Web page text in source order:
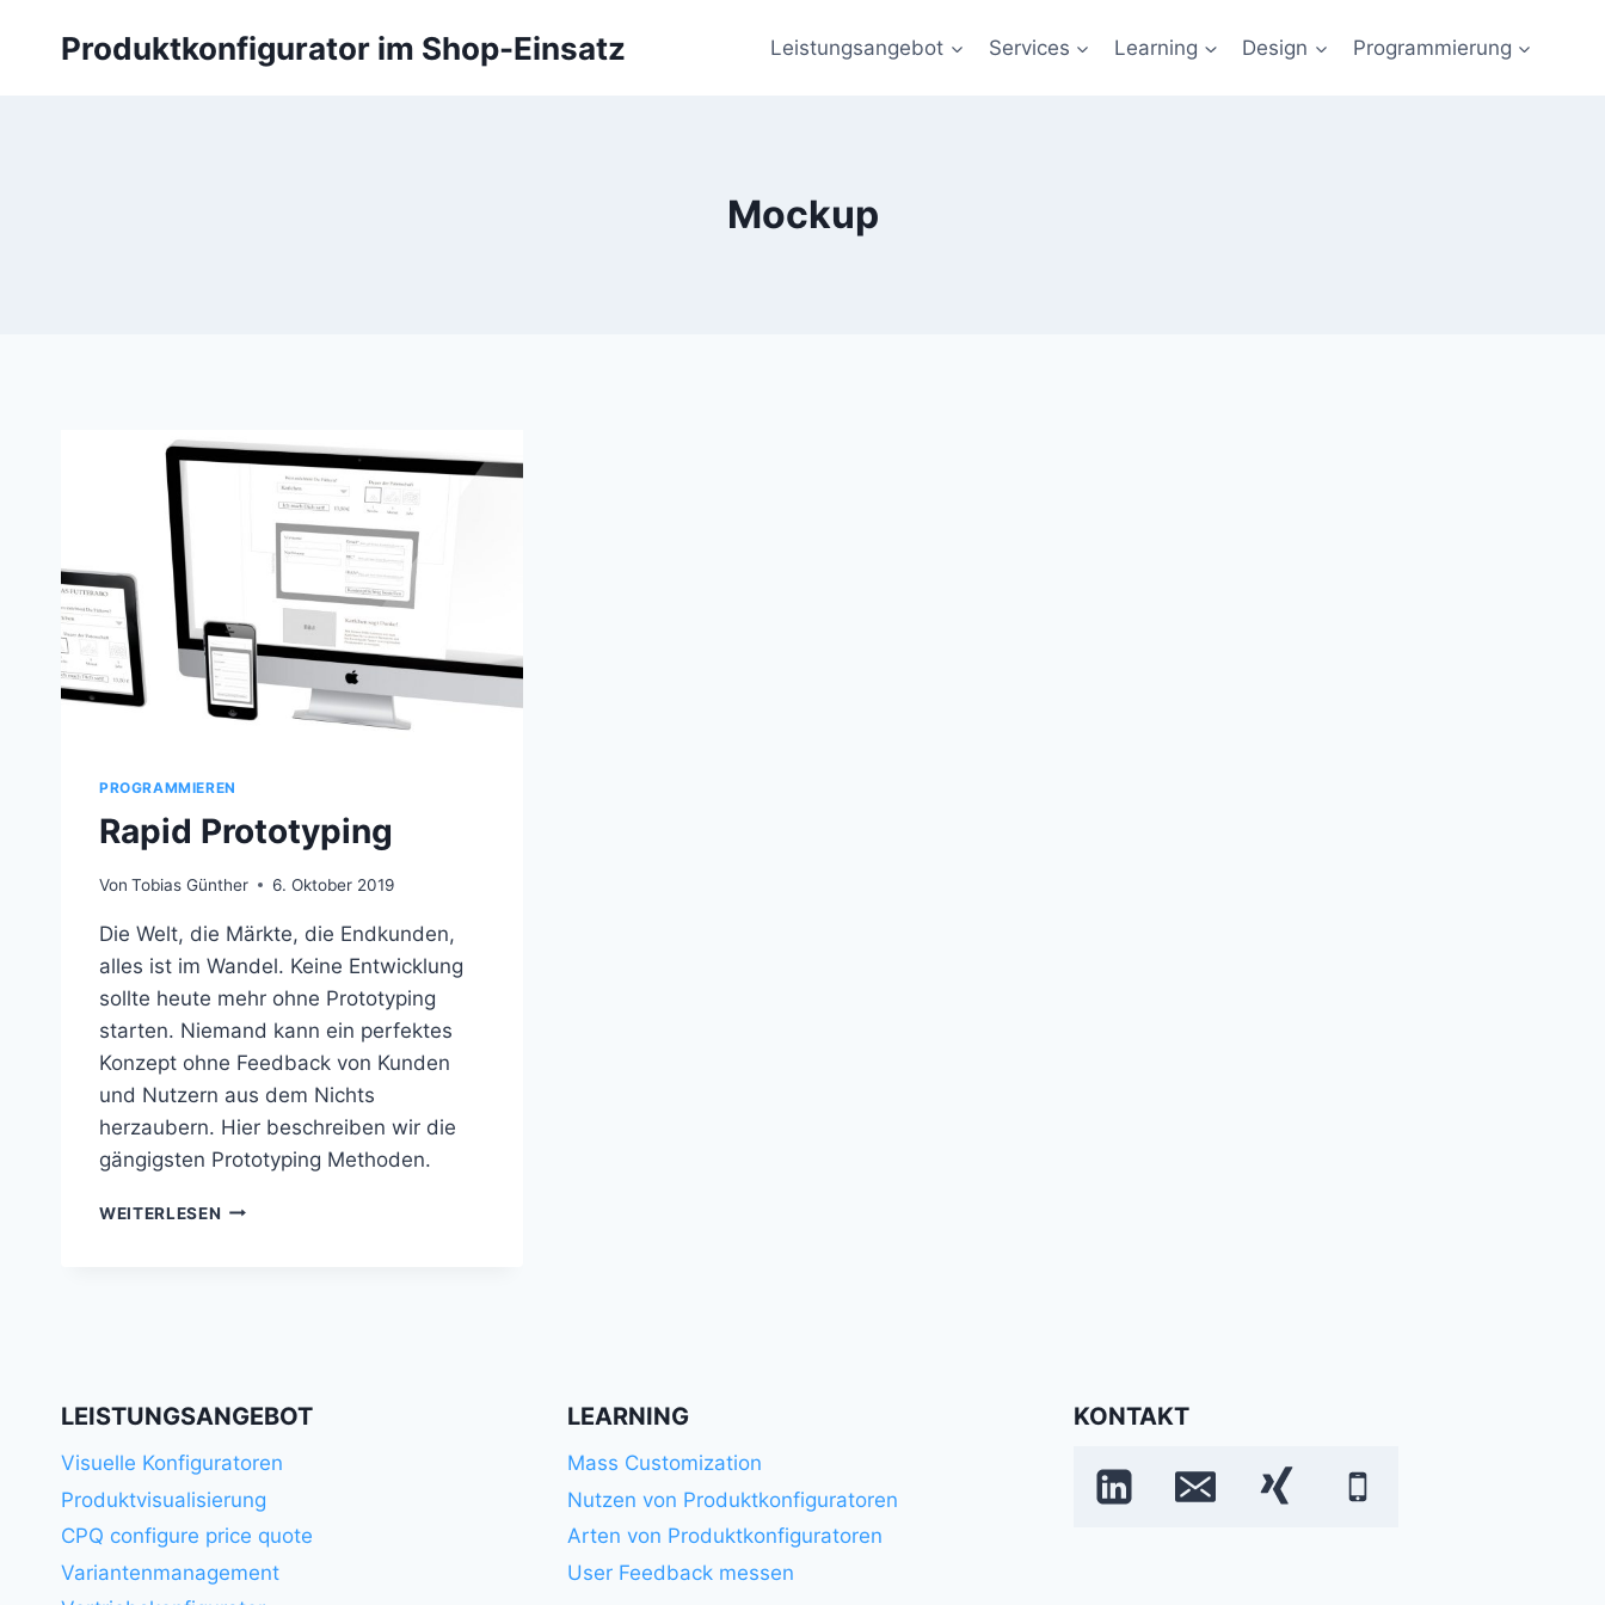
Produktkonfigurator im Shop-Einsatz Leistungsangebot Services Learning Design Programmierung
Mockup
PROGRAMMIEREN
Rapid Prototyping
Von Tobias Günther 6. Oktober 2019
Die Welt, die Märkte, die Endkunden,
alles ist im Wandel. Keine Entwicklung
sollte heute mehr ohne Prototyping
starten. Niemand kann ein perfektes
Konzept ohne Feedback von Kunden
und Nutzern aus dem Nichts
herzaubern. Hier beschreiben wir die
gängigsten Prototyping Methoden.
WEITERLESEN RAPID
LEISTUNGSANGEBOT
Visuelle Konfiguratoren
Produktvisualisierung
CPQ configure price quote
Variantenmanagement
LEARNING
Mass Customization
Nutzen von Produktkonfiguratoren
Arten von Produktkonfiguratoren
User Feedback messen
KONTAKT